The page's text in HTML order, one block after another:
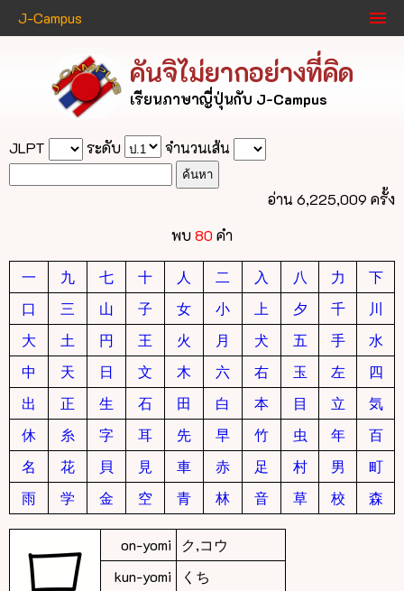
J-Campus
คันจิไม่ยากอย่างที่คิด
เรียนภาษาญี่ปุ่นกับ J-Campus
JLPT ระดับ จำนวนเส้น
อ่าน 6,225,009 ครั้ง
พบ80 คำ
一 九 七 十 人 二 入 八 力
下
口
三 山 子 女 小 上 夕 千
川
大
土 円 王 火 月 犬 五 手
水
中
天 日 文 木 六 右 玉 左
四
出
正 生 石 田 白 本 目 立
気
休
糸 字 耳 先 早 竹 虫 年
百
名
花 貝 見 車 赤 足 村 男
町
雨
学 金 空 青 林 音 草 校 森
on-yomi
ク,コウ
kun-yomi
くち